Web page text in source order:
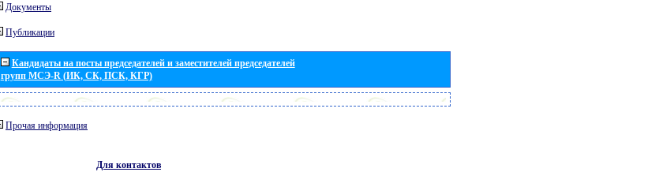
Документы
Публикации
Кандидаты на посты председателей и заместителей председателей
групп МСЭ-R (ИК, СК, ПСК, КГР)
Прочая информация
Для контактов